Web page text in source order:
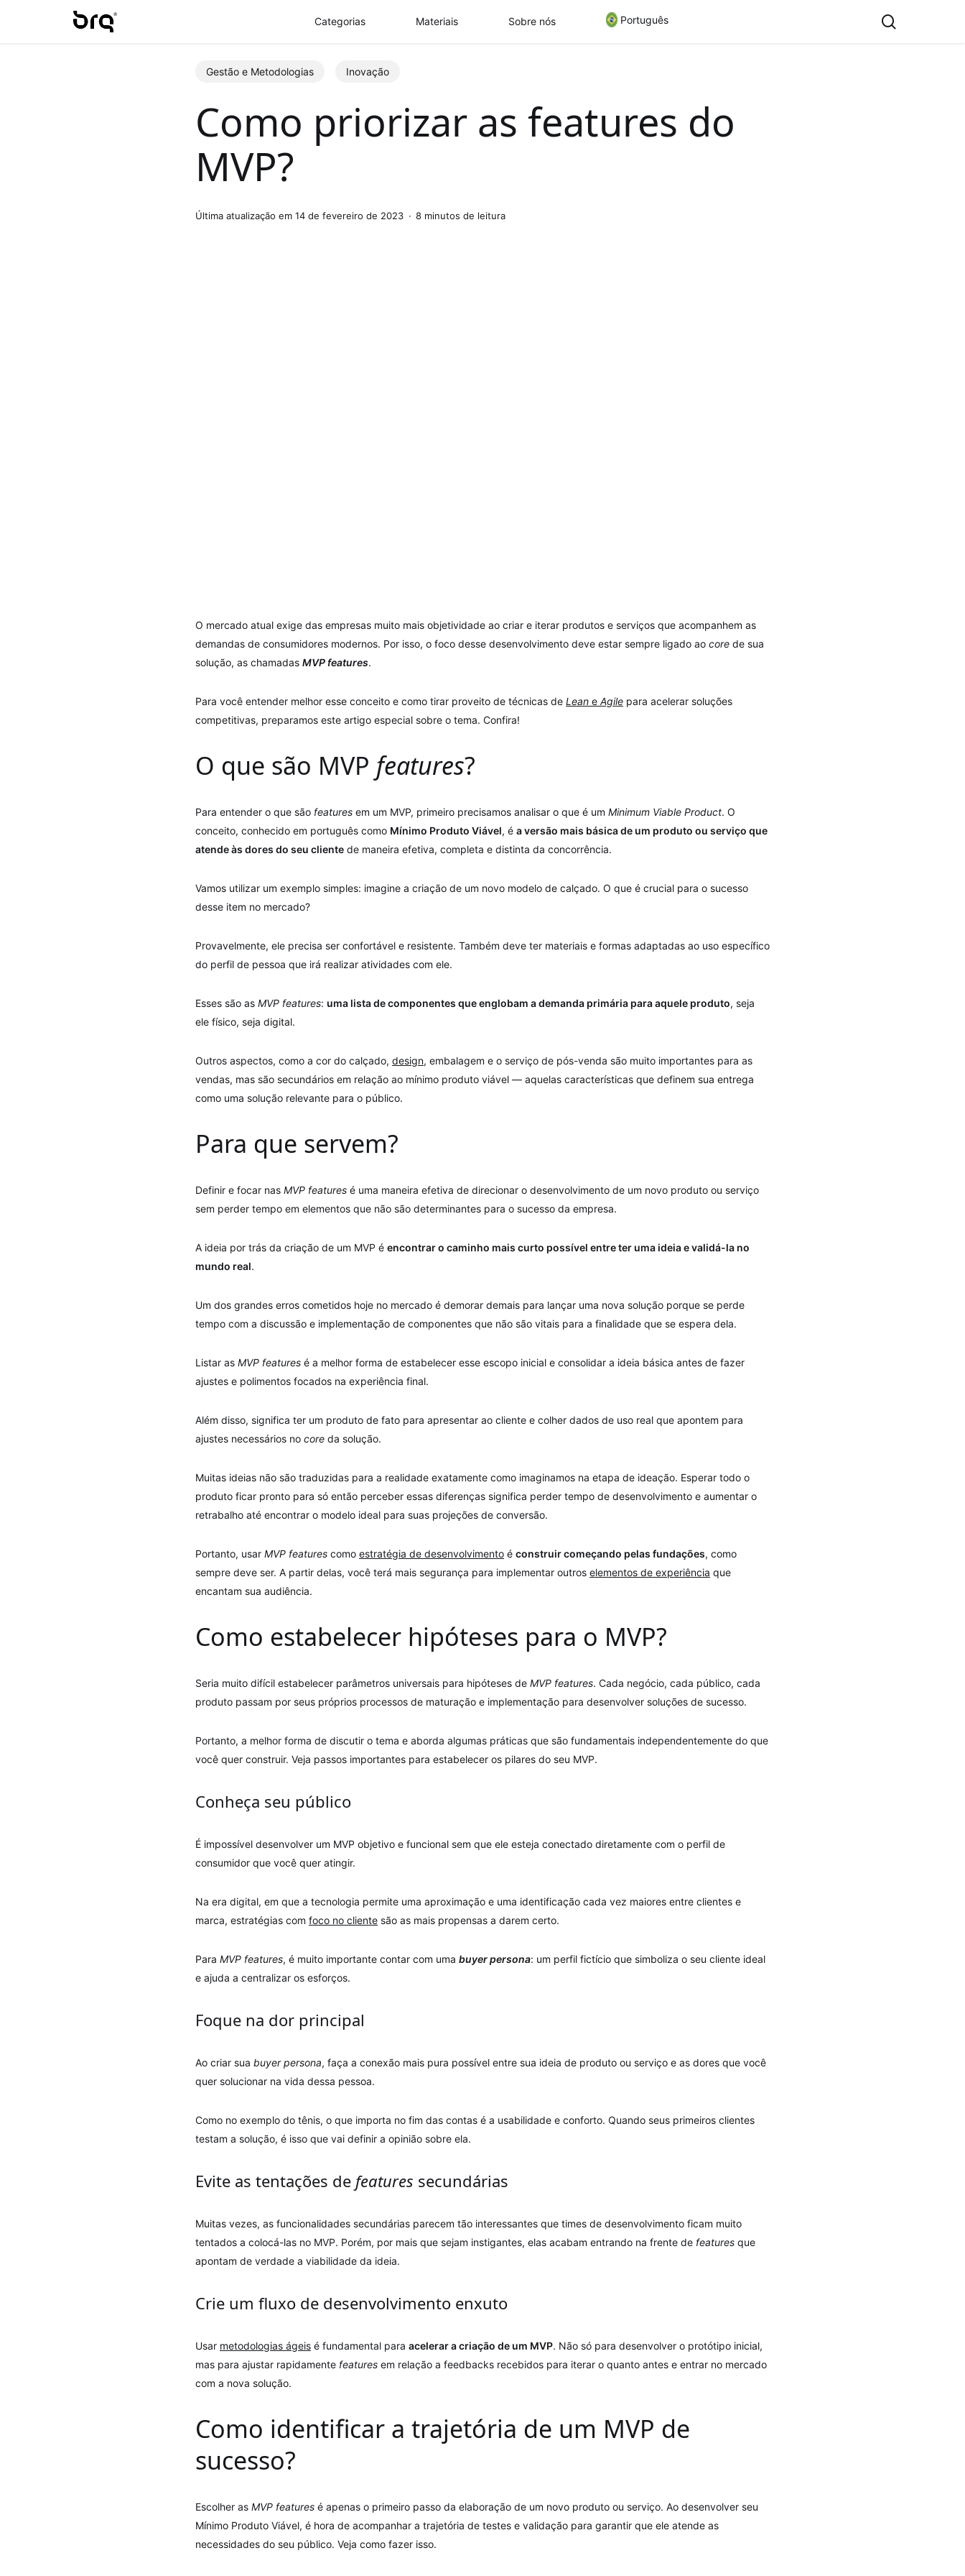
Categorias Materiais Sobre nós Português
Gestão e Metodologias Inovação
Como priorizar as features do
MVP?
Última atualização em 14 de fevereiro de 2023 8 minutos de leitura
O mercado atual exige das empresas muito mais objetividade ao criar e iterar produtos e serviços que acompanhem as
demandas de consumidores modernos. Por isso, o foco desse desenvolvimento deve estar sempre ligado ao core de sua
solução, as chamadas MVPfeatures.
Para você entender melhor esse conceito e como tirar proveito de técnicas de Lean e Agile para acelerar soluções
competitivas, preparamos este artigo especial sobre o tema. Confira!
O que são MVP features?
Para entender o que são features em um MVP, primeiro precisamos analisar o que é um Minimum Viable Product. O
conceito, conhecido em português como Mínimo Produto Viável, é a versão mais básica de um produto ou serviço que
atende às dores do seu cliente de maneira efetiva, completa e distinta da concorrência.
Vamos utilizar um exemplo simples: imagine a criação de um novo modelo de calçado. O que é crucial para o sucesso
desse item no mercado?
Provavelmente, ele precisa ser confortável e resistente. Também deve ter materiais e formas adaptadas ao uso específico
do perfil de pessoa que irá realizar atividades com ele.
Esses são as MVP features: uma lista de componentes que englobam a demanda primária para aquele produto, seja
ele físico, seja digital.
Outros aspectos, como a cor do calçado, design, embalagem e o serviço de pós-venda são muito importantes para as
vendas, mas são secundários em relação ao mínimo produto viável — aquelas características que definem sua entrega
como uma solução relevante para o público.
Para que servem?
Definir e focar nas MVP features é uma maneira efetiva de direcionar o desenvolvimento de um novo produto ou serviço
sem perder tempo em elementos que não são determinantes para o sucesso da empresa.
A ideia por trás da criação de um MVP é encontrar o caminho mais curto possível entre ter uma ideia e validá-la no
mundo real.
Um dos grandes erros cometidos hoje no mercado é demorar demais para lançar uma nova solução porque se perde
tempo com a discussão e implementação de componentes que não são vitais para a finalidade que se espera dela.
Listar as MVP features é a melhor forma de estabelecer esse escopo inicial e consolidar a ideia básica antes de fazer
ajustes e polimentos focados na experiência final.
Além disso, significa ter um produto de fato para apresentar ao cliente e colher dados de uso real que apontem para
ajustes necessários no core da solução.
Muitas ideias não são traduzidas para a realidade exatamente como imaginamos na etapa de ideação. Esperar todo o
produto ficar pronto para só então perceber essas diferenças significa perder tempo de desenvolvimento e aumentar o
retrabalho até encontrar o modelo ideal para suas projeções de conversão.
Portanto, usar MVP features como estratégia de desenvolvimento é construir começando pelas fundações, como
sempre deve ser. A partir delas, você terá mais segurança para implementar outros elementos de experiência que
encantam sua audiência.
Como estabelecer hipóteses para o MVP?
Seria muito difícil estabelecer parâmetros universais para hipóteses de MVP features. Cada negócio, cada público, cada
produto passam por seus próprios processos de maturação e implementação para desenvolver soluções de sucesso.
Portanto, a melhor forma de discutir o tema e aborda algumas práticas que são fundamentais independentemente do que
você quer construir. Veja passos importantes para estabelecer os pilares do seu MVP.
Conheça seu público
É impossível desenvolver um MVP objetivo e funcional sem que ele esteja conectado diretamente com o perfil de
consumidor que você quer atingir.
Na era digital, em que a tecnologia permite uma aproximação e uma identificação cada vez maiores entre clientes e
marca, estratégias com foco no cliente são as mais propensas a darem certo.
Para MVP features, é muito importante contar com uma buyer persona: um perfil fictício que simboliza o seu cliente ideal
e ajuda a centralizar os esforços.
Foque na dor principal
Ao criar sua buyer persona, faça a conexão mais pura possível entre sua ideia de produto ou serviço e as dores que você
quer solucionar na vida dessa pessoa.
Como no exemplo do tênis, o que importa no fim das contas é a usabilidade e conforto. Quando seus primeiros clientes
testam a solução, é isso que vai definir a opinião sobre ela.
Evite as tentações de features secundárias
Muitas vezes, as funcionalidades secundárias parecem tão interessantes que times de desenvolvimento ficam muito
tentados a colocá-las no MVP. Porém, por mais que sejam instigantes, elas acabam entrando na frente de features que
apontam de verdade a viabilidade da ideia.
Crie um fluxo de desenvolvimento enxuto
Usar metodologias ágeis é fundamental para acelerar a criação de um MVP. Não só para desenvolver o protótipo inicial,
mas para ajustar rapidamente features em relação a feedbacks recebidos para iterar o quanto antes e entrar no mercado
com a nova solução.
Como identificar a trajetória de um MVP de
sucesso?
Escolher as MVP features é apenas o primeiro passo da elaboração de um novo produto ou serviço. Ao desenvolver seu
Mínimo Produto Viável, é hora de acompanhar a trajetória de testes e validação para garantir que ele atende as
necessidades do seu público. Veja como fazer isso.